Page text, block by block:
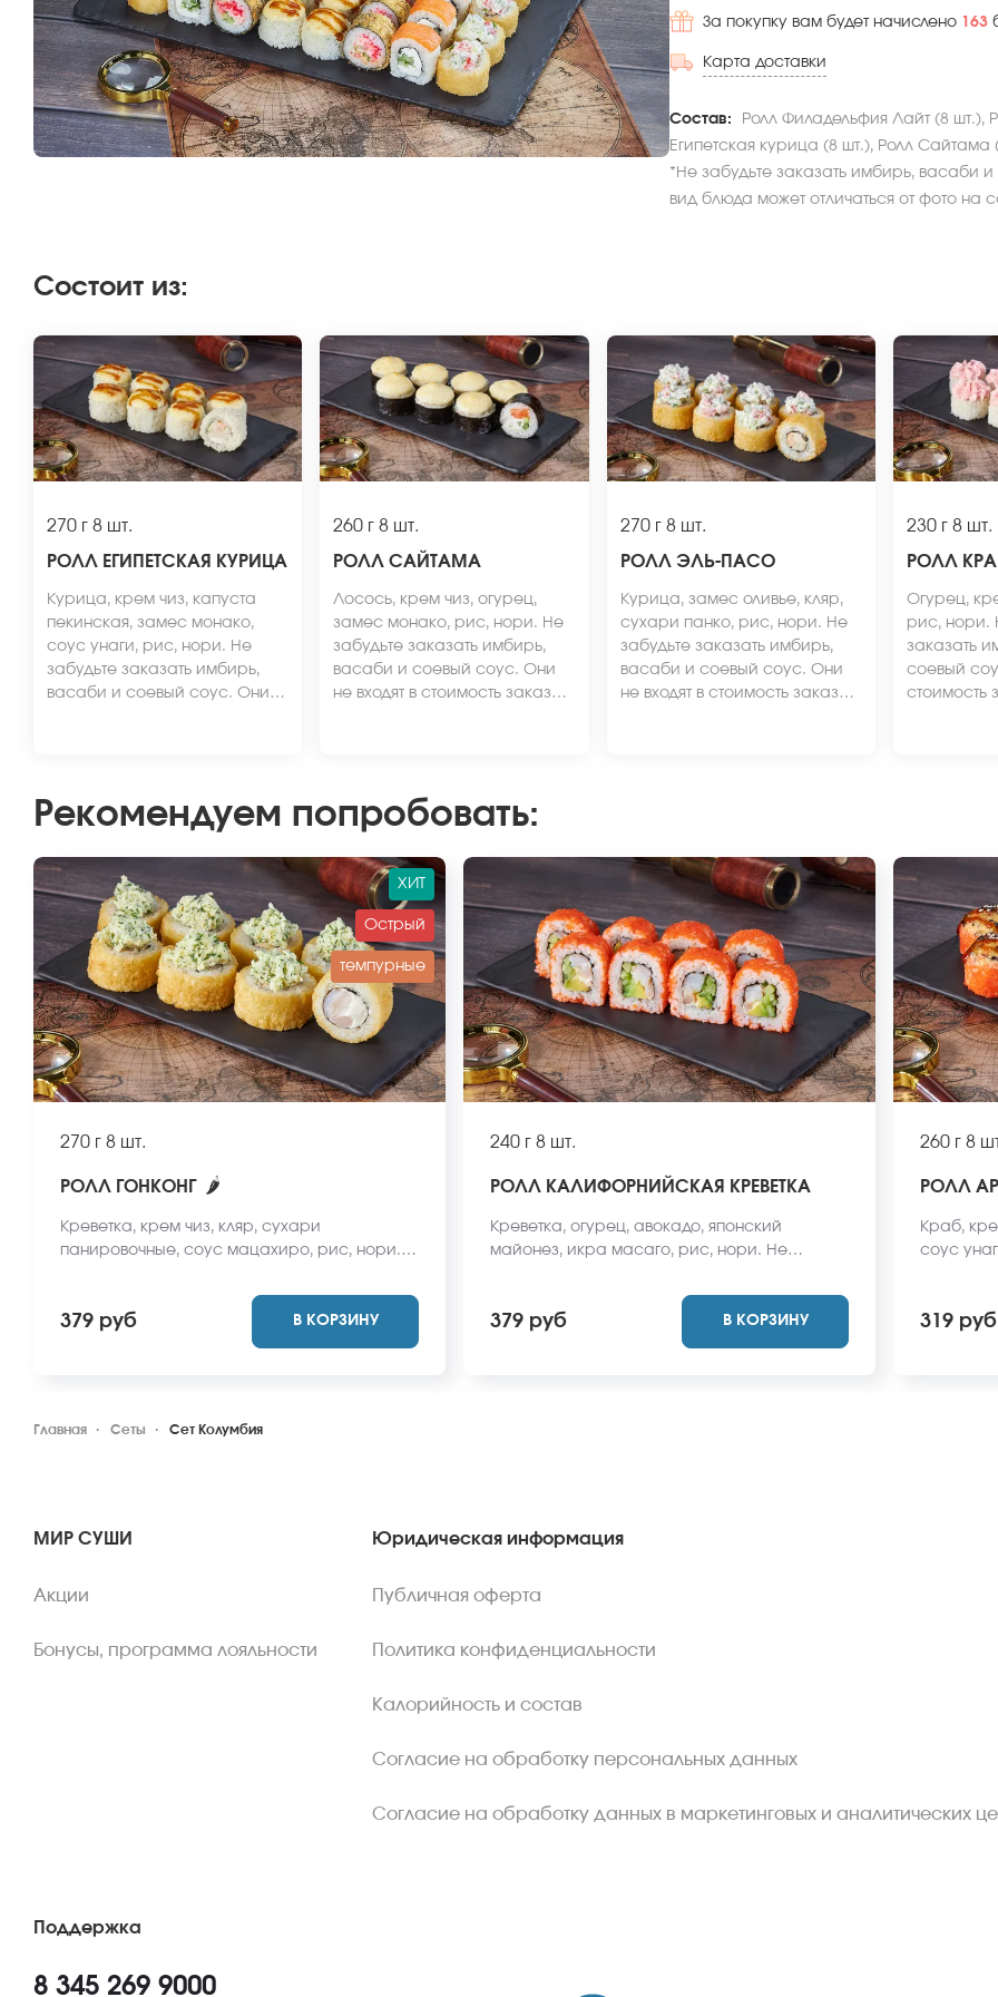
За покупку вам будет начислено 163
Карта доставки
Состав:
Ролл Филадельфия Лайт (8 шт.),
Египетская курица (8 шт.), Ролл
*Не забудьте заказать имбирь, васаби
вид блюда может отличаться от фото на
Состоит из:
270 г 8 шт.
РОЛЛ ЕГИПЕТСКАЯ КУРИЦА
Курица, крем чиз, капуста
пекинская, замес монако,
соус унаги, рис, нори. Не
забудьте заказать имбирь,
васаби и соевый соус. Они
260 г 8 шт.
РОЛЛ САЙТАМА
Лосось, крем чиз, огурец,
замес монако, рис, нори. Не
забудьте заказать имбирь,
васаби и соевый соус. Они
не входят в стоимость заказа.
270 г8 шт.
РОЛЛ ЭЛЬ-ПАСО
Курица, замес оливье, кляр,
сухари панко, рис, нори. Не
забудьте заказать имбирь,
васаби и соевый соус. Они
не входят в стоимость заказа.
230 г8 шт.
РОЛЛ
Огурец,
рис, нори.
заказать
соевый
стоимость
Рекомендуем попробовать:
ХИТ
Острый
темпурные
270 г 8 шт.
РОЛЛ ГОНКОНГ 🌶
Креветка, крем чиз, кляр, сухари
панировочные, соус мацахиро, рис, нори.
соевый соус. Они не входят в стоимость
заказа. *Внешний вид блюда может
отличаться от фото на сайте.
379 руб В КОРЗИНУ
240 г 8 шт.
РОЛЛ КАЛИФОРНИЙСКАЯ КРЕВЕТКА
Креветка, огурец, авокадо, японский
майонез, икра масаго, рис, нори. Не
соус. Они не входят в стоимость заказа.
*Внешний вид блюда может отличаться от
379 руб В КОРЗИНУ
260 г 8
РОЛЛ
Краб,
соус
Они не
вид
319 руб
Главная Сеты Сет Колумбия
МИР СУШИ
Акции
Бонусы, программа лояльности
Юридическая информация
Публичная оферта
Политика конфиденциальности
Калорийность и состав
Согласие на обработку персональных данных
Согласие на обработку данных в маркетинговых и аналитических
Поддержка
8 345 269 9000